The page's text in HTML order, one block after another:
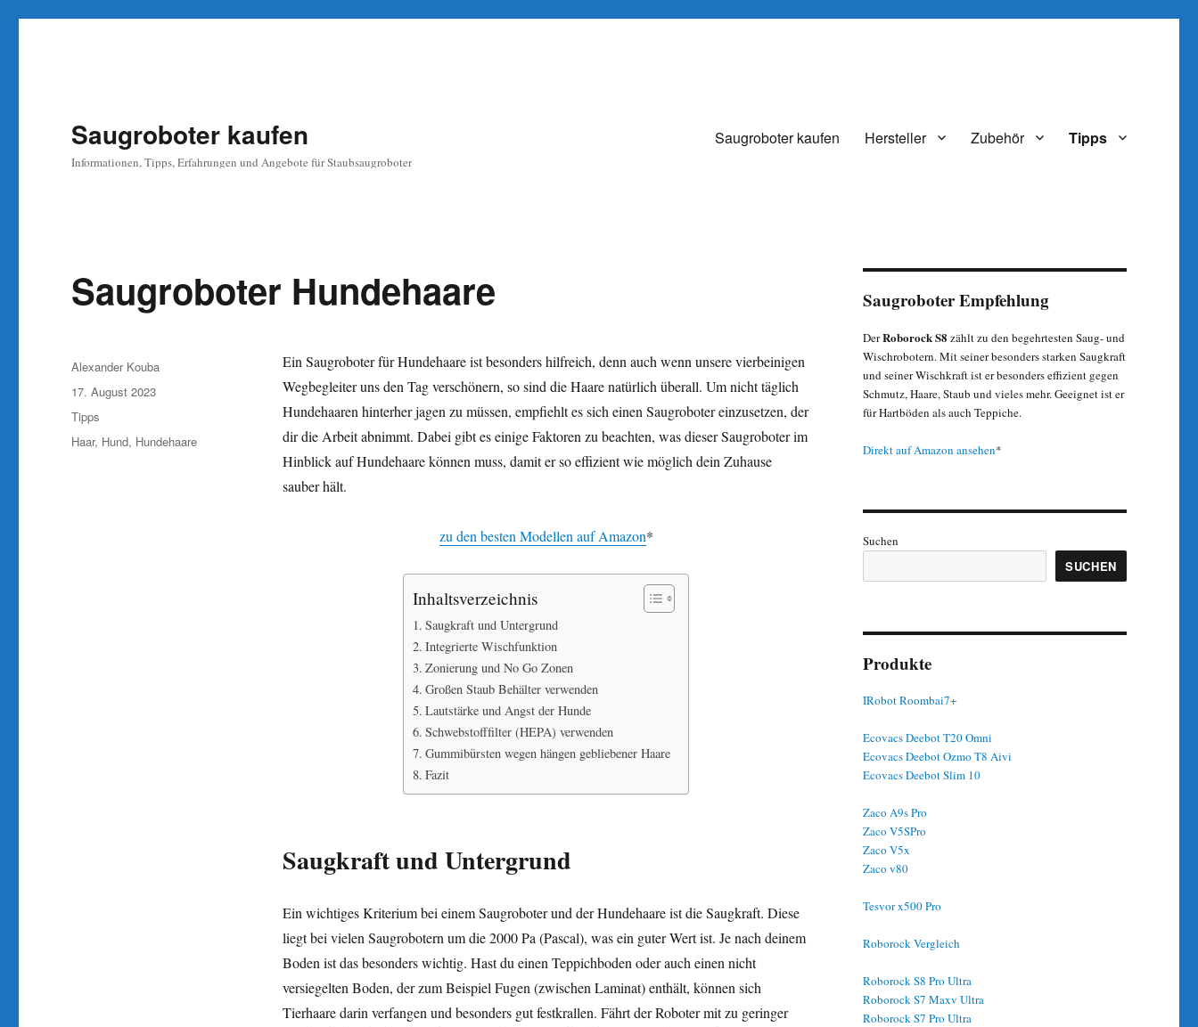
Saugroboter kaufen
Informationen, Tipps, Erfahrungen und Angebote für Staubsaugroboter
Saugroboter kaufen Hersteller Zubehör Tipps
Saugroboter Hundehaare
Ein Saugroboter für Hundehaare ist besonders hilfreich, denn auch wenn unsere vierbeinigen
Wegbegleiter uns den Tag verschönern, so sind die Haare natürlich überall. Um nicht täglich
Hundehaaren hinterher jagen zu müssen, empfiehlt es sich einen Saugroboter einzusetzen, der
dir die Arbeit abnimmt. Dabei gibt es einige Faktoren zu beachten, was dieser Saugroboter im
Hinblick auf Hundehaare können muss, damit er so effizient wie möglich dein Zuhause
sauber hält.
zu den besten Modellen auf Amazon*
Inhaltsverzeichnis
Saugkraft und Untergrund
Integrierte Wischfunktion
Zonierung und No Go Zonen
Großen Staub Behälter verwenden
Lautstärke und Angst der Hunde
Schwebstofffilter (HEPA) verwenden
Gummibürsten wegen hängen gebliebener Haare
Fazit
Saugkraft und Untergrund
Ein wichtiges Kriterium bei einem Saugroboter und der Hundehaare ist die Saugkraft. Diese
liegt bei vielen Saugrobotern um die 2000 Pa (Pascal), was ein guter Wert ist. Je nach deinem
Boden ist das besonders wichtig. Hast du einen Teppichboden oder auch einen nicht
versiegelten Boden, der zum Beispiel Fugen (zwischen Laminat) enthält, können sich
Tierhaare darin verfangen und besonders gut festkrallen. Fährt der Roboter mit zu geringer
Autor
Alexander Kouba
Veröffentlicht
am
17. August 2023
Kategorien
Tipps
Schlagwörter
Haar, Hund, Hundehaare
Saugroboter Empfehlung
DerRoborock S8 zählt zu den begehrtesten Saug- und
Wischrobotern. Mit seiner besonders starken Saugkraft
und seiner Wischkraft ist er besonders effizient gegen
Schmutz, Haare, Staub und vieles mehr. Geeignet ist er
für Hartböden als auch Teppiche.
Direkt auf Amazon ansehen*
Suchen
SUCHEN
Produkte
IRobot Roombai7+
Ecovacs Deebot T20 Omni
Ecovacs Deebot Ozmo T8 Aivi
Ecovacs Deebot Slim 10
Zaco A9s Pro
Zaco V5SPro
Zaco V5x
Zaco v80
Tesvor x500 Pro
Roborock Vergleich
Roborock S8 Pro Ultra
Roborock S7 Maxv Ultra
Roborock S7 Pro Ultra